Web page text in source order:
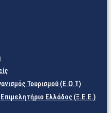
Τουρισμού (Ε.Ο.Τ)
Ελλάδος (Ξ.Ε.Ε.)